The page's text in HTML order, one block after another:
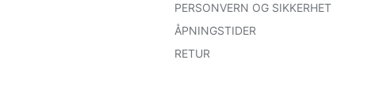
PERSONVERN OG SIKKERHET
ÅPNINGSTIDER
RETUR